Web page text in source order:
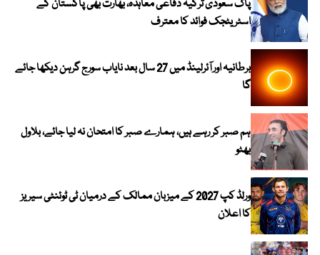
پاک سعودی ترکیہ دفاعی معاہدہ، بھارت بھی پاکستان کے
اسٹریٹجک فوائد کا معترف
برطانیہ اور آئرلینڈ میں 27 سال بعد نایاب سورج گرہن دیکھا جائے
گا
ہم صبر کر رہے ہیں، ہمارے صبر کا امتحان نہ لیا جائے، بلاول
بھٹو
ورلڈ کپ 2027 کے میزبان ممالک کے درمیان ٹی ٹوئنٹی سیریز
کا اعلان